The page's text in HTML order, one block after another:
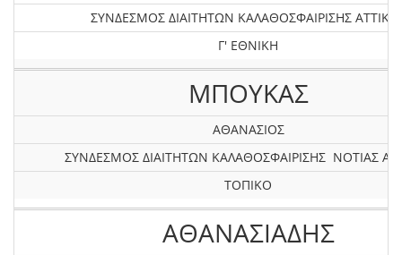
ΣΥΝΔΕΣΜΟΣ ΔΙΑΙΤΗΤΩΝ ΚΑΛΑΘΟΣΦΑΙΡΙΣΗΣ
Γ' ΕΘΝΙΚΗ
ΜΠΟΥΚΑΣ
ΑΘΑΝΑΣΙΟΣ
ΣΥΝΔΕΣΜΟΣ ΔΙΑΙΤΗΤΩΝ ΚΑΛΑΘΟΣΦΑΙΡΙΣΗΣ ΝΟΤΙΑΣ
ΤΟΠΙΚΟ
ΑΘΑΝΑΣΙΑΔΗΣ